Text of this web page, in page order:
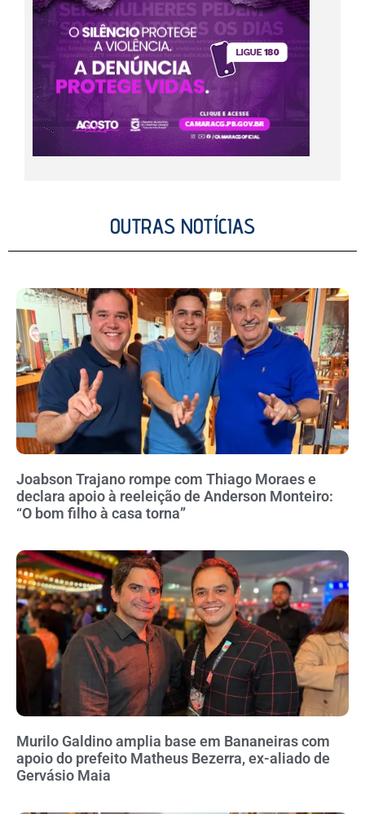
OUTRAS NOTÍCIAS
Joabson Trajano rompe com Thiago Moraes e
declara apoio à reeleição de Anderson Monteiro:
“O bom filho à casa torna”
Murilo Galdino amplia base em Bananeiras com
apoio do prefeito Matheus Bezerra, ex-aliado de
Gervásio Maia